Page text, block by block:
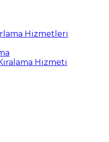
Hizmetleri
Hizmeti